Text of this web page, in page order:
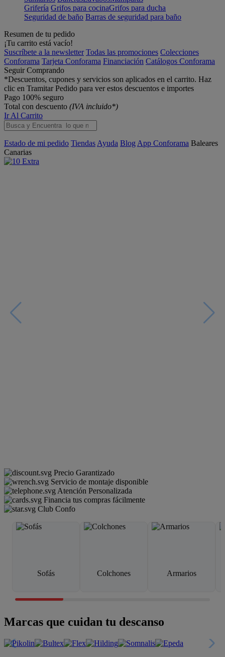
Grifería Grifos para cocinaGrifos para ducha
Seguridad de baño Barras de seguridad para baño
Resumen de tu pedido
¡Tu carrito está vacío!
Suscríbete a la newsletter Todas las promociones Colecciones
Conforama Tarjeta Conforama Financiación Catálogos Conforama
Seguir Comprando
*Descuentos, cupones y servicios son aplicados en el carrito. Haz
clic en Tramitar Pedido para ver estos descuentos e importes
Pago 100% seguro
Total con descuento (IVA incluido*)
Ir Al Carrito
Estado de mi pedido Tiendas Ayuda Blog App Conforama Baleares
Canarias
Precio Garantizado
Servicio de montaje disponible
Atención Personalizada
Financia tus compras fácilmente
Club Confo
Sofás Colchones Armarios
Marcas que cuidan tu descanso